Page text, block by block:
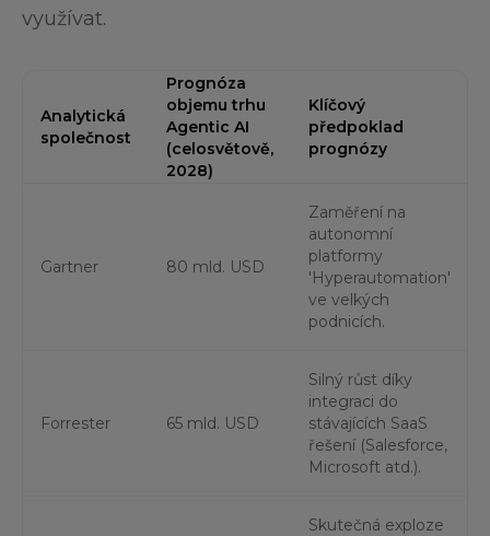
využívat.
Analytická
společnost
Prognóza
objemu trhu
Agentic AI
(celosvětově,
2028)
Klíčový
předpoklad
prognózy
Gartner 80 mld. USD
Zaměření na
autonomní
platformy
'Hyperautomation'
ve velkých
podnicích.
Forrester 65 mld. USD
Silný růst díky
integraci do
stávajících SaaS
řešení (Salesforce,
Microsoft atd.).
Skutečná exploze